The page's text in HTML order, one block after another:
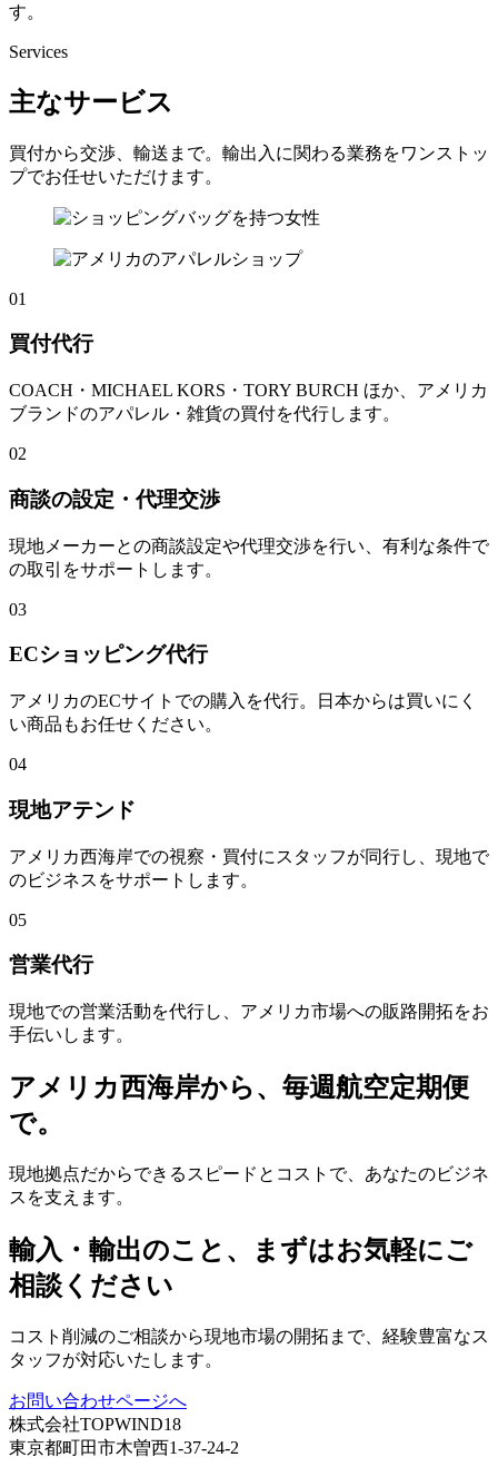
す。
Services
主なサービス
買付から交渉、輸送まで。輸出入に関わる業務をワンストッ
プでお任せいただけます。
01
買付代行
COACH・MICHAEL KORS・TORY BURCH ほか、アメリカ
ブランドのアパレル・雑貨の買付を代行します。
02
商談の設定・代理交渉
現地メーカーとの商談設定や代理交渉を行い、有利な条件で
の取引をサポートします。
03
ECショッピング代行
アメリカのECサイトでの購入を代行。日本からは買いにく
い商品もお任せください。
04
現地アテンド
アメリカ西海岸での視察・買付にスタッフが同行し、現地で
のビジネスをサポートします。
05
営業代行
現地での営業活動を代行し、アメリカ市場への販路開拓をお
手伝いします。
アメリカ西海岸から、毎週航空定期便
で。
現地拠点だからできるスピードとコストで、あなたのビジネ
スを支えます。
輸入・輸出のこと、まずはお気軽にご
相談ください
コスト削減のご相談から現地市場の開拓まで、経験豊富なス
タッフが対応いたします。
お問い合わせページへ
株式会社TOPWIND18
東京都町田市木曽西1-37-24-2